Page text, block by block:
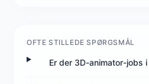
OFTE STILLEDE SPØRGSMÅL
Er der 3D-animator-jobs i